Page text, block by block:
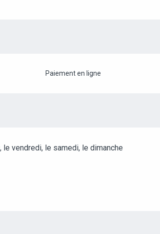
Paiement en ligne
vendredi, le samedi, le dimanche